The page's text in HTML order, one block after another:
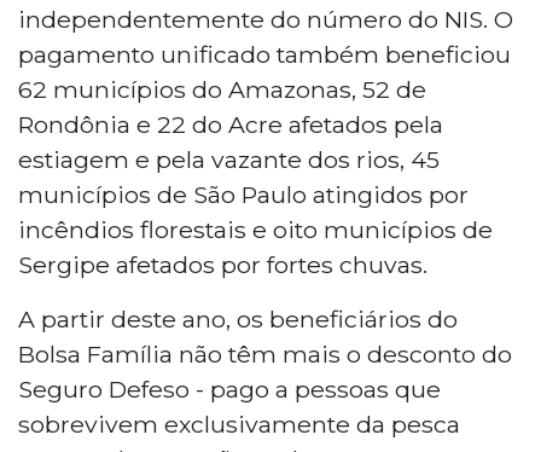
independentemente do número do NIS. O
pagamento unificado também beneficiou
62 municípios do Amazonas, 52 de
Rondônia e 22 do Acre afetados pela
estiagem e pela vazante dos rios, 45
municípios de São Paulo atingidos por
incêndios florestais e oito municípios de
Sergipe afetados por fortes chuvas.
A partir deste ano, os beneficiários do
Bolsa Família não têm mais o desconto do
Seguro Defeso - pago a pessoas que
sobrevivem exclusivamente da pesca